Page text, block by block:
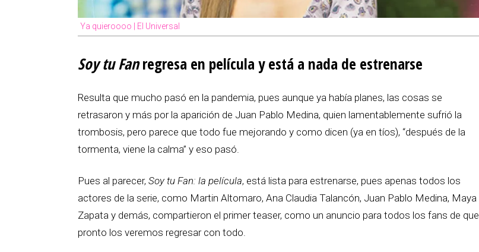
Ya quieroooo | El Universal
Soy tu Fanregresa en película y está a nada de estrenarse
Resulta que mucho pasó en la pandemia, pues aunque ya había planes, las cosas se
retrasaron y más por la aparición de Juan Pablo Medina, quien lamentablemente sufrió la
trombosis, pero parece que todo fue mejorando y como dicen (ya en tíos), “después de la
tormenta, viene la calma” y eso pasó.
Pues al parecer, Soy tu Fan: la película, está lista para estrenarse, pues apenas todos los
actores de la serie, como Martin Altomaro, Ana Claudia Talancón, Juan Pablo Medina, Maya
Zapata y demás, compartieron el primer teaser, como un anuncio para todos los fans de que
pronto los veremos regresar con todo.